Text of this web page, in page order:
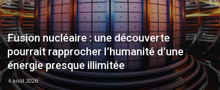
Fusion nucléaire : une découverte
pourrait rapprocher l’humanité d’une
énergie presque illimitée
6 août 2026